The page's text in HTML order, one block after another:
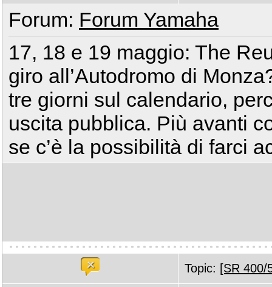
Forum: Forum Yamaha
17, 18 e 19 maggio: The
giro all’Autodromo di
tre giorni sul calendario,
uscita pubblica. Più avanti
se c’è la possibilità di farci
Topic: [SR 400/